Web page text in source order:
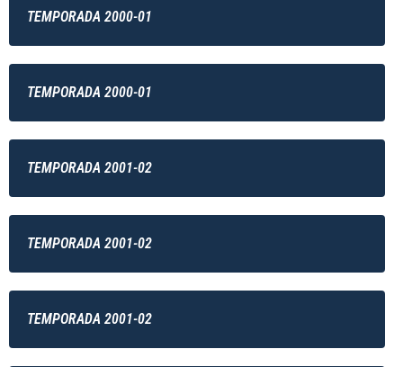
TEMPORADA 2000-01
TEMPORADA 2000-01
TEMPORADA 2001-02
TEMPORADA 2001-02
TEMPORADA 2001-02